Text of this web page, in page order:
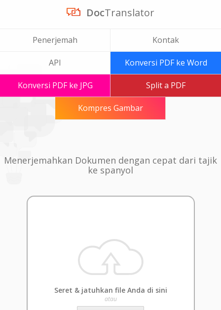
DocTranslator
Penerjemah Kontak
API Konversi PDF ke Word
Konversi PDF ke JPG Split a PDF
Kompres Gambar
Menerjemahkan Dokumen dengan cepat dari tajik
ke spanyol
Seret & jatuhkan file Anda di sini
atau